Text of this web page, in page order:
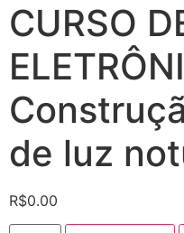
CURSO
de luz
R$0.00